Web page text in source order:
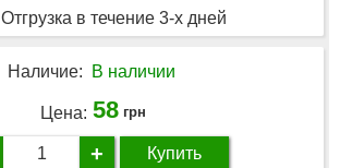
Отгрузка в течение 3-х дней
Наличие: В наличии
Цена: 58 грн
+ Купить